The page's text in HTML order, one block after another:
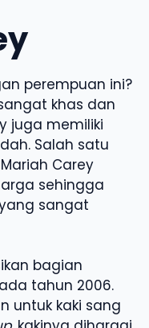
perempuan ini?
khas dan
juga memiliki
Salah satu
Carey
sehingga
sangat
bagian
tahun 2006.
untuk kaki sang